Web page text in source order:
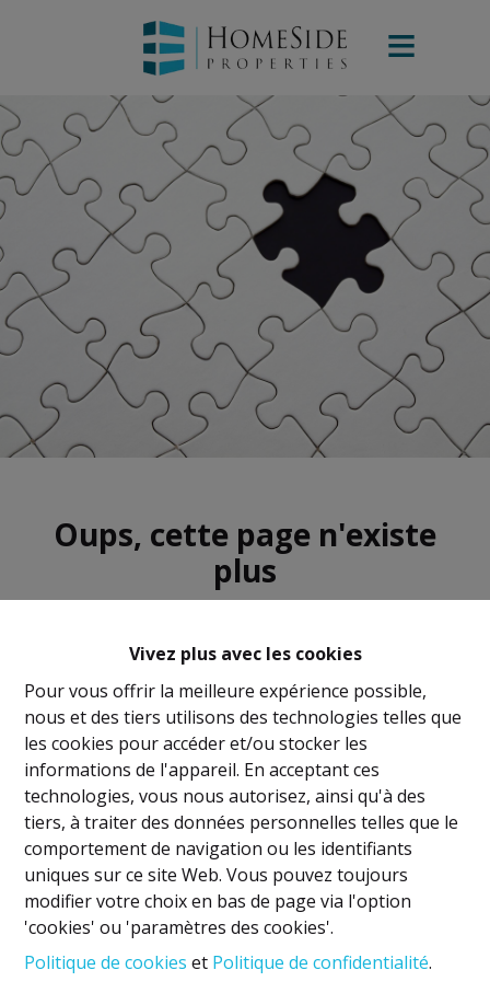
Vivez plus avec les cookies
Pour vous offrir la meilleure expérience possible,
nous et des tiers utilisons des technologies telles que
les cookies pour accéder et/ou stocker les
informations de l'appareil. En acceptant ces
technologies, vous nous autorisez, ainsi qu'à des
tiers, à traiter des données personnelles telles que le
comportement de navigation ou les identifiants
uniques sur ce site Web. Vous pouvez toujours
modifier votre choix en bas de page via l'option
'cookies' ou 'paramètres des cookies'.
Politique de cookies et Politique de confidentialité.
Oups, cette page n'existe
plus
À Vendre À Louer
Mentions légales
Titulaire IPI: David GUNEL
Agent immobilier intermédiaire et régisseur